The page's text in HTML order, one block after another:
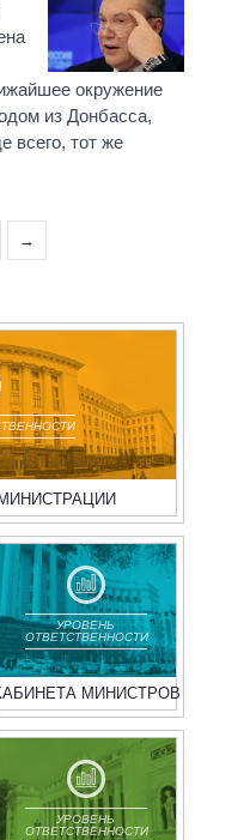
окружение
из Донбасса,
всего, тот же
→
УРОВЕНЬ
ОТВЕТСТВЕННОСТИ
МИНИСТРОВ
УРОВЕНЬ
ОТВЕТСТВЕННОСТИ